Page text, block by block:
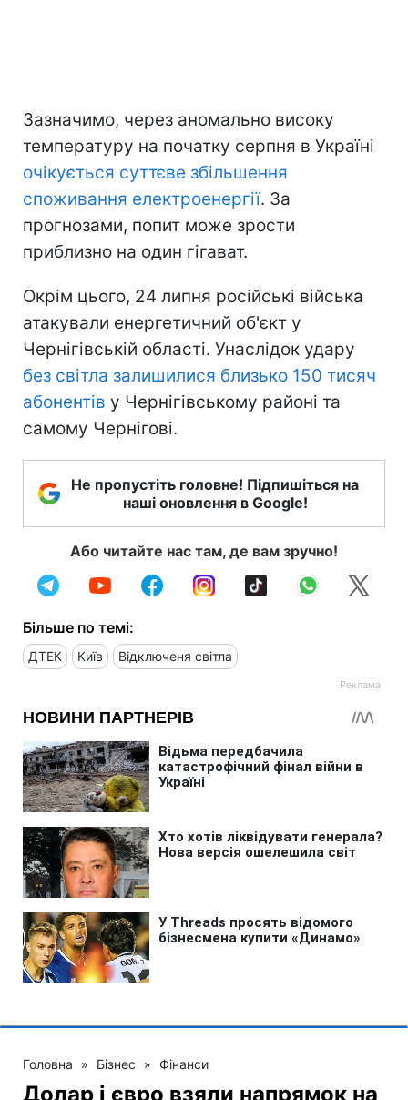
Зазначимо, через аномально високу
температуру на початку серпня в Україні
очікується суттєве збільшення
споживання електроенергії. За
прогнозами, попит може зрости
приблизно на один гігават.
Окрім цього, 24 липня російські війська
атакували енергетичний об'єкт у
Чернігівській області. Унаслідок удару
без світла залишилися близько 150 тисяч
абонентів у Чернігівському районі та
самому Чернігові.
Не пропустіть головне! Підпишіться на
наші оновлення в Google!
Або читайте нас там, де вам зручно!
Більше по темі:
ДТЕК Київ Відключеня світла
Головна » Бізнес » Фінанси
Долар і євро взяли напрямок на